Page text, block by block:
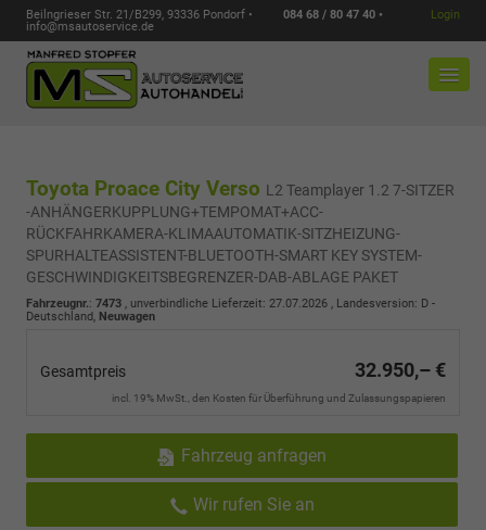
Beilngrieser Str. 21/B299, 93336 Pondorf •
084 68 / 80 47 40 •
info@msautoservice.de
Login
Toyota Proace City Verso L2 Teamplayer 1.2 7-SITZER
-ANHÄNGERKUPPLUNG+TEMPOMAT+ACC-
RÜCKFAHRKAMERA-KLIMAAUTOMATIK-SITZHEIZUNG-
SPURHALTEASSISTENT-BLUETOOTH-SMART KEY SYSTEM-
GESCHWINDIGKEITSBEGRENZER-DAB-ABLAGE PAKET
Fahrzeugnr.: 7473 , unverbindliche Lieferzeit: 27.07.2026 , Landesversion: D -
Deutschland, Neuwagen
Gesamtpreis 32.950,– €
incl. 19% MwSt., den Kosten für Überführung und Zulassungspapieren
Fahrzeug anfragen
Wir rufen Sie an